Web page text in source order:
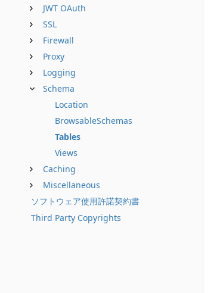
JWT OAuth
SSL
Firewall
Proxy
Logging
Schema
Location
BrowsableSchemas
Tables
Views
Caching
Miscellaneous
ソフトウェア使用許諾契約書
Third Party Copyrights